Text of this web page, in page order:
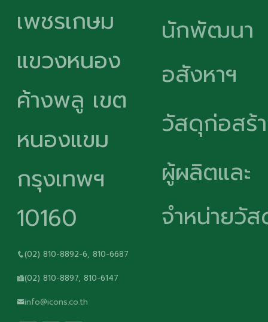
เพชรเกษม
แขวงหนอง
ค้างพลู เขต
หนองแขม
กรุงเทพฯ
10160
(02) 810-8892-6, 810-6687
(02) 810-8897, 810-6147
info@icons.co.th
นักพัฒนา
อสังหาฯ
วัสดุก่อสร้
ผู้ผลิตและ
จำหน่ายวั